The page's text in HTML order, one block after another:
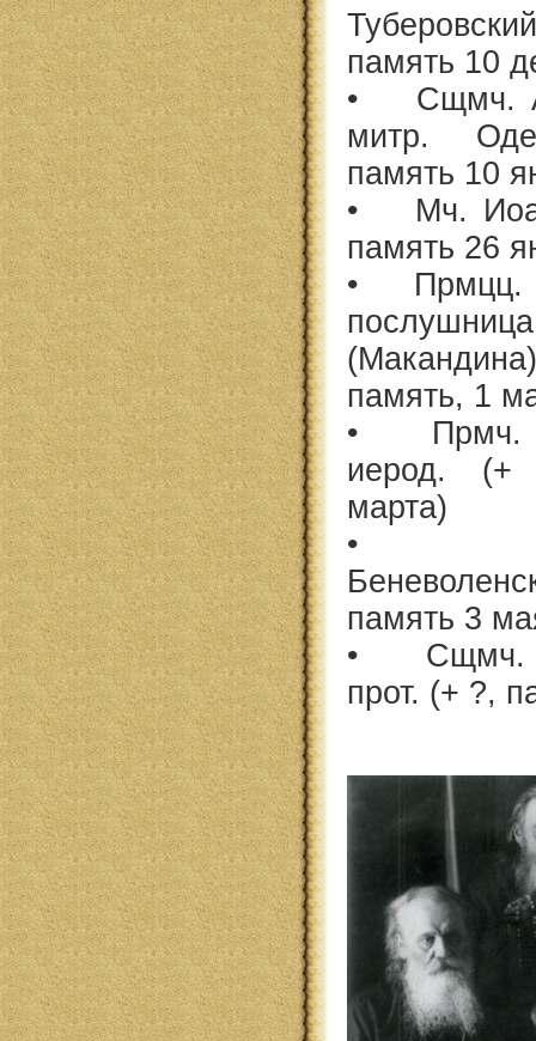
память 10
• Сщмч.
митр.
память 10
• Мч.
память 26
• Прмцц.
память, 1
• Прмч.
иерод. (+
марта)
•
память 3
• Сщмч.
прот. (+ ?,